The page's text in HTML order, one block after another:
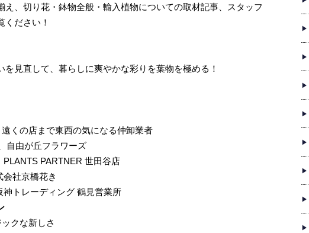
え、切り花・鉢物全般・輸入植物についての取材記事、スタッフ
ださい！
見直して、暮らしに爽やかな彩りを葉物を極める！
くの店まで東西の気になる仲卸業者
自由が丘フラワーズ
PARTNER 世田谷店
会社京橋花き
トレーディング 鶴見営業所
クな新しさ